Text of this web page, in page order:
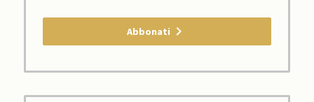
Abbonati